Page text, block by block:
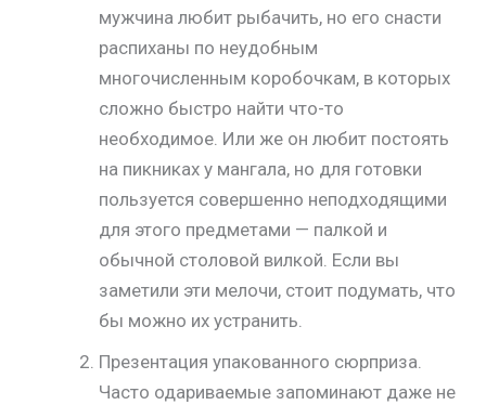
мужчина любит рыбачить, но его снасти
распиханы по неудобным
многочисленным коробочкам, в которых
сложно быстро найти что-то
необходимое. Или же он любит постоять
на пикниках у мангала, но для готовки
пользуется совершенно неподходящими
для этого предметами — палкой и
обычной столовой вилкой. Если вы
заметили эти мелочи, стоит подумать, что
бы можно их устранить.
Презентация упакованного сюрприза.
Часто одариваемые запоминают даже не